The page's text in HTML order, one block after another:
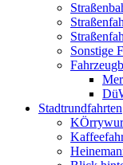
Sonstige
Stadtrundfahrten